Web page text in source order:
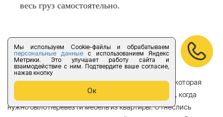
Мы используем Cookie-файлы и обрабатываем
персональные данныес использованием Яндекс
Метрики. Это улучшает работу сайта и
взаимодействие с ним. Подтвердите ваше согласие,
нажав кнопку
Ок
весь груз самостоятельно.
Отзывы
Хотела бы поделиться отзывом о компании Форус которая
находится в Санкт-Петербурге. Обращалась в нее, когда
нужно было перевезти мебель из квартиры. Отнеслись